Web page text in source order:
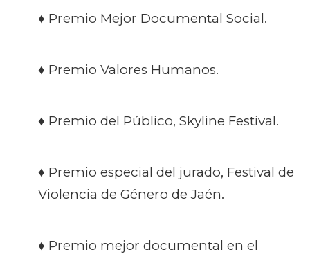
♦ Premio Mejor Documental Social.
♦ Premio Valores Humanos.
♦ Premio del Público, Skyline Festival.
♦ Premio especial del jurado, Festival de
Violencia de Género de Jaén.
♦ Premio mejor documental en el